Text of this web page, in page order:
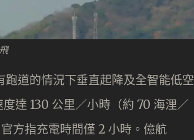
道的情況下垂直起降及全智能低空
達 130 公里／小時（約 70 海浬／
方指充電時間僅 2 小時。億航